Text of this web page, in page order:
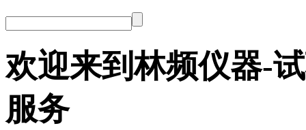
欢迎来到林频仪器-
服务